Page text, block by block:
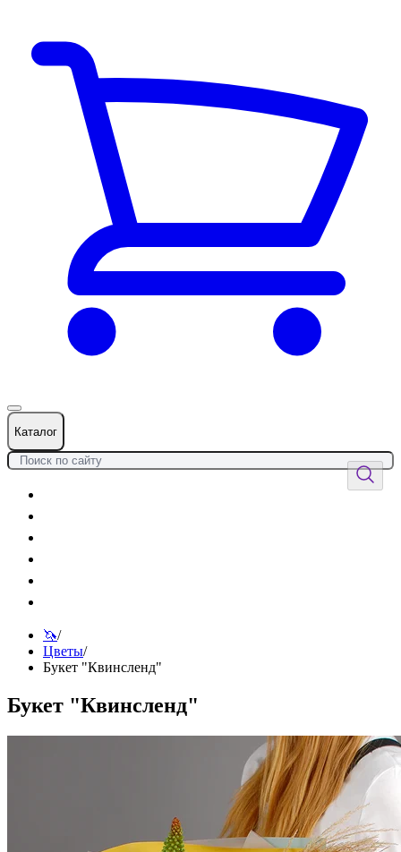
Каталог
🦄/
Цветы/
Букет "Квинсленд"
Букет "Квинсленд"